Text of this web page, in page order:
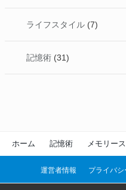
ライフスタイル (7)
記憶術 (31)
ホーム 記憶術 メモリー
運営者情報 プライバ